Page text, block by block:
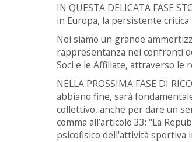
IN QUESTA DELICATA FASE
in Europa, la persistente
Noi siamo un grande
rappresentanza nei confronti
Soci e le Affiliate, attraverso le
NELLA PROSSIMA FASE DI
abbiano fine, sarà
collettivo, anche per dare un
comma all’articolo 33: "La
psicofisico dell'attività sportiva